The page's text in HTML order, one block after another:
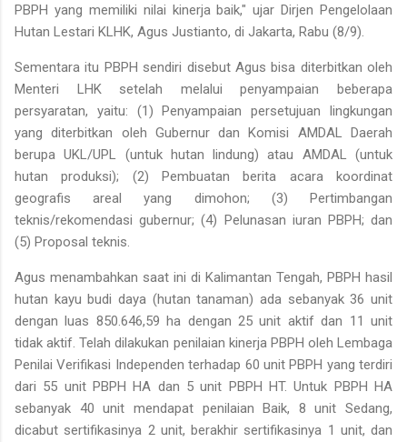
PBPH yang memiliki nilai kinerja baik," ujar Dirjen Pengelolaan
Hutan Lestari KLHK, Agus Justianto, di Jakarta, Rabu (8/9).
Sementara itu PBPH sendiri disebut Agus bisa diterbitkan oleh
Menteri LHK setelah melalui penyampaian beberapa
persyaratan, yaitu: (1) Penyampaian persetujuan lingkungan
yang diterbitkan oleh Gubernur dan Komisi AMDAL Daerah
berupa UKL/UPL (untuk hutan lindung) atau AMDAL (untuk
hutan produksi); (2) Pembuatan berita acara koordinat
geografis areal yang dimohon; (3) Pertimbangan
teknis/rekomendasi gubernur; (4) Pelunasan iuran PBPH; dan
(5) Proposal teknis.
Agus menambahkan saat ini di Kalimantan Tengah, PBPH hasil
hutan kayu budi daya (hutan tanaman) ada sebanyak 36 unit
dengan luas 850.646,59 ha dengan 25 unit aktif dan 11 unit
tidak aktif. Telah dilakukan penilaian kinerja PBPH oleh Lembaga
Penilai Verifikasi Independen terhadap 60 unit PBPH yang terdiri
dari 55 unit PBPH HA dan 5 unit PBPH HT. Untuk PBPH HA
sebanyak 40 unit mendapat penilaian Baik, 8 unit Sedang,
dicabut sertifikasinya 2 unit, berakhir sertifikasinya 1 unit, dan